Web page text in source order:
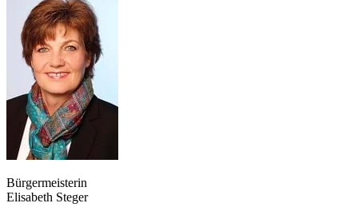
Bürgermeisterin
Elisabeth Steger